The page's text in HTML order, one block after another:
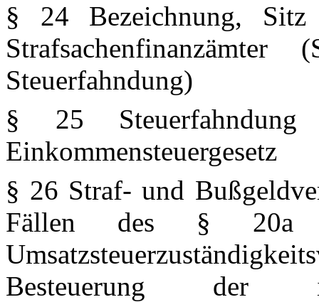
§ 24 Bezeichnung, Sitz
Steuerfahndung)
§ 25
Einkommensteuergesetz
§ 26 Straf- und
Fällen des § 20a
Besteuerung der